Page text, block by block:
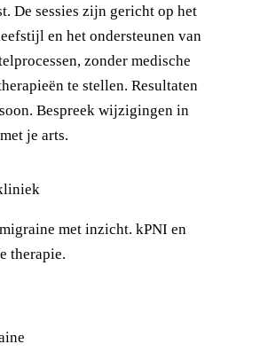
De sessies zijn gericht op het
en het ondersteunen van
zonder medische
te stellen. Resultaten
Bespreek wijzigingen in
je arts.
met inzicht. kPNI en
therapie.